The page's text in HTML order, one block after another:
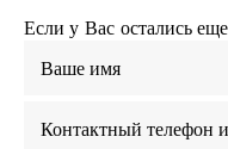
Если у Вас остались